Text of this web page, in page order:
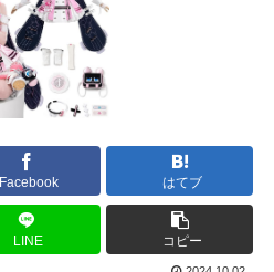
Facebook はてブ
LINE コピー